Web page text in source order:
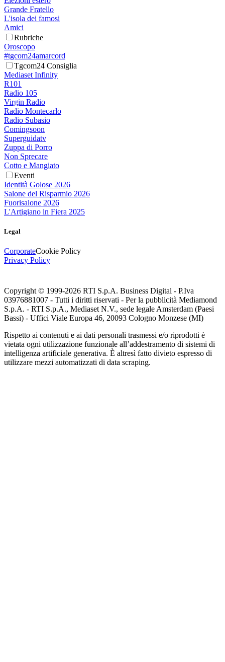
Grande Fratello
L'isola dei famosi
Amici
Rubriche
Oroscopo
#tgcom24amarcord
Tgcom24 Consiglia
Mediaset Infinity
R101
Radio 105
Virgin Radio
Radio Montecarlo
Radio Subasio
Comingsoon
Superguidatv
Zuppa di Porro
Non Sprecare
Cotto e Mangiato
Eventi
Identità Golose 2026
Salone del Risparmio 2026
Fuorisalone 2026
L'Artigiano in Fiera 2025
Legal
CorporateCookie Policy
Privacy Policy
Copyright © 1999-2026 RTI S.p.A. Business Digital - P.Iva
03976881007 - Tutti i diritti riservati - Per la pubblicità Mediamond
S.p.A. - RTI S.p.A., Mediaset N.V., sede legale Amsterdam (Paesi
Bassi) - Uffici Viale Europa 46, 20093 Cologno Monzese (MI)
Rispetto ai contenuti e ai dati personali trasmessi e/o riprodotti è
vietata ogni utilizzazione funzionale all’addestramento di sistemi di
intelligenza artificiale generativa. È altresì fatto divieto espresso di
utilizzare mezzi automatizzati di data scraping.